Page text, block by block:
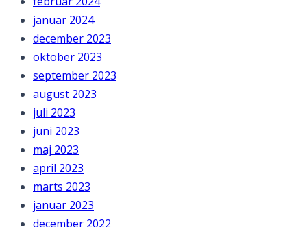
januar 2024
december 2023
oktober 2023
september 2023
august 2023
juli 2023
juni 2023
maj 2023
april 2023
marts 2023
januar 2023
december 2022